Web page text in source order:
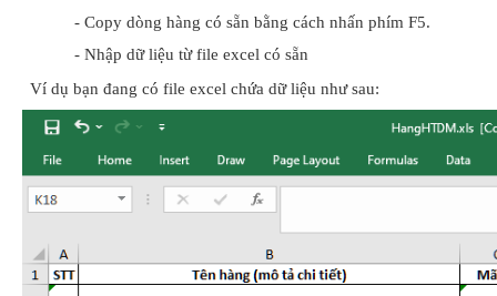
- Copy dòng hàng có sẵn bằng cách nhấn phím F5.
- Nhập dữ liệu từ file excel có sẵn
Ví dụ bạn đang có file excel chứa dữ liệu như sau: